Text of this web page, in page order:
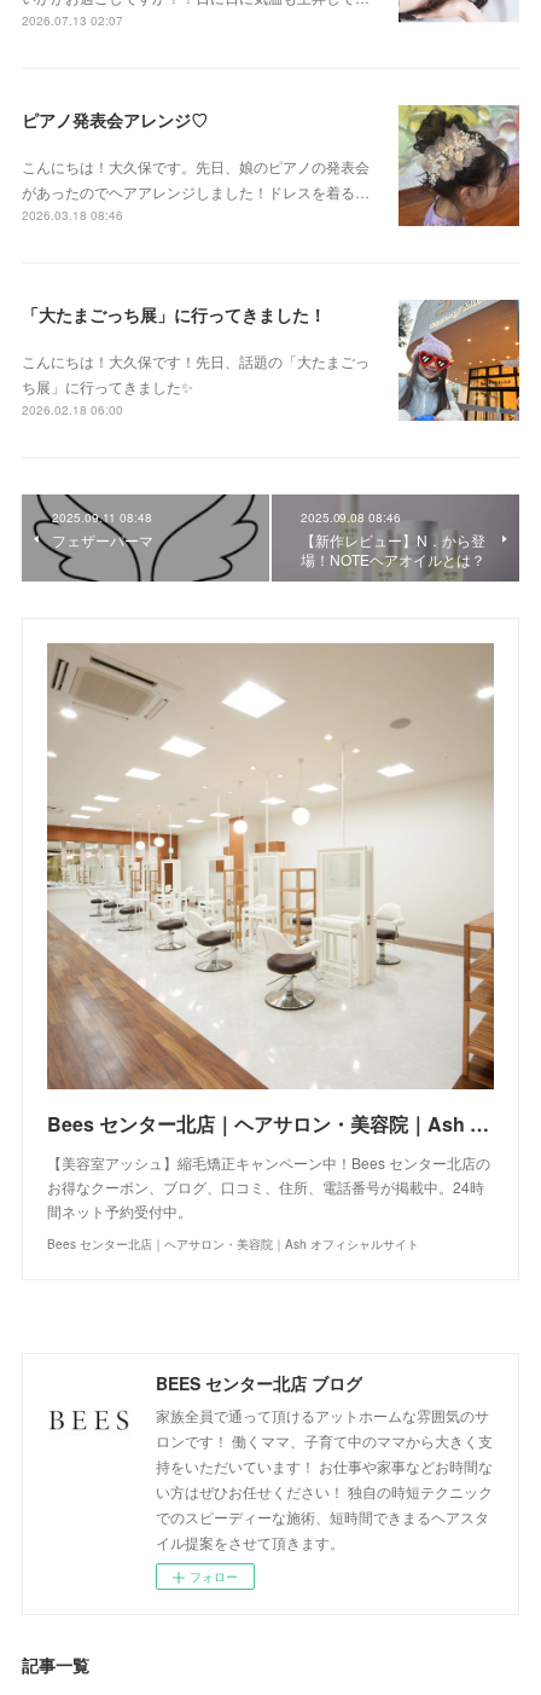
2026.07.13 02:07
ピアノ発表会アレンジ♡
こんにちは！大久保です。先日、娘のピアノの発表会
があったのでヘアアレンジしました！ドレスを着る…
2026.03.18 08:46
「大たまごっち展」に行ってきました！
こんにちは！大久保です！先日、話題の「大たまごっ
ち展」に行ってきました✨
2026.02.18 06:00
2025.09.11 08:48
フェザーパーマ
2025.09.08 08:46
【新作レビュー】N．から登
場！NOTEヘアオイルとは？
Bees センター北店｜ヘアサロン・美容院｜Ash オフィシャルサイト
【美容室アッシュ】縮毛矯正キャンペーン中！Bees センター北店の
お得なクーポン、ブログ、口コミ、住所、電話番号が掲載中。24時
間ネット予約受付中。
Bees センター北店｜ヘアサロン・美容院｜Ash オフィシャルサイト
BEES センター北店 ブログ
家族全員で通って頂けるアットホームな雰囲気のサ
ロンです！ 働くママ、子育て中のママから大きく支
持をいただいています！ お仕事や家事などお時間な
い方はぜひお任せください！ 独自の時短テクニック
でのスピーディーな施術、短時間できまるヘアスタ
イル提案をさせて頂きます。
フォロー
記事一覧